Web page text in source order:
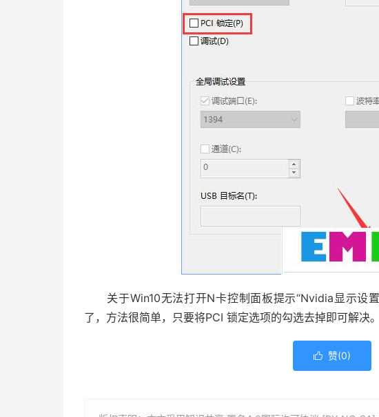
关于Win10无法打开N卡控制面板提示“Nvidia显示设
了，方法很简单，只要将PCI 锁定选项的勾选去掉即可解决。
 赞(0)